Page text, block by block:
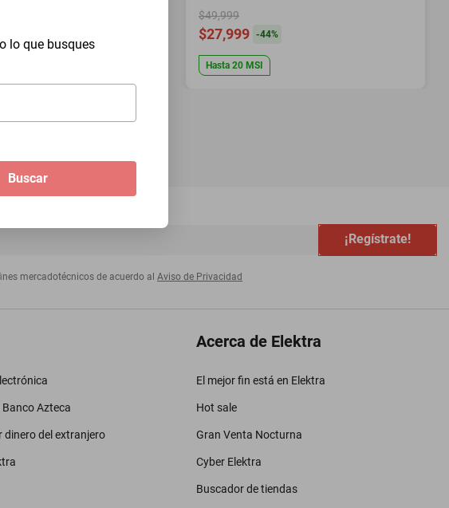
lo que busques
Buscar
$49,999
$27,999 -44%
Hasta 20 MSI
¡Regístrate!
mercadotécnicos de acuerdo al Aviso de Privacidad
Azteca
dinero del extranjero
Acerca de Elektra
El mejor fin está en Elektra
Hot sale
Gran Venta Nocturna
Cyber Elektra
Buscador de tiendas